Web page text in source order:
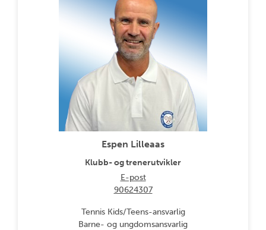
Espen Lilleaas
Klubb- og trenerutvikler
E-post
90624307
Tennis Kids/Teens-ansvarlig
Barne- og ungdomsansvarlig